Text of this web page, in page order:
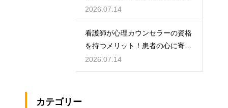
めの対策
2026.07.14
看護師が心理カウンセラーの資格
を持つメリット！患者の心に寄り
添うケア！
2026.07.14
カテゴリー